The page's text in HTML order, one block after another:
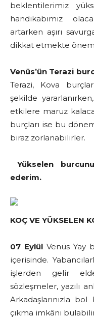
beklentilerimiz
handikabımız
artarken aşırı
dikkat etmekte
Venüs’ün Terazi
Terazi, Kova
şekilde
etkilere maruz
burçları ise bu
biraz zorlanabilirler.
Yükselen
ederim.
KOÇ VE YÜKSELEN
07 Eylül Venüs Yay
içerisinde.
işlerden gelir
sözleşmeler, yazılı
Arkadaşlarınızla
çıkma imkânı